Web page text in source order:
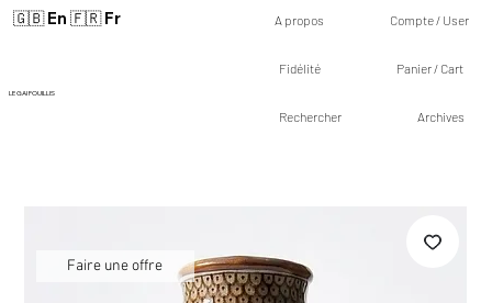
🇬🇧 En 🇫🇷 Fr
LE GAI FOUILLIS
A propos Compte / User
Fidélité Panier / Cart
Rechercher Archives
Faire une offre